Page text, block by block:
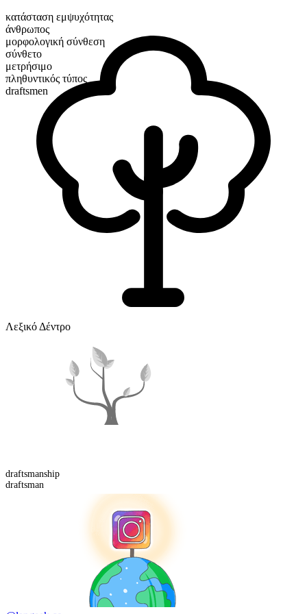
κατάσταση εμψυχότητας
άνθρωπος
μορφολογική σύνθεση
σύνθετο
μετρήσιμο
πληθυντικός τύπος
draftsmen
Λεξικό Δέντρο
draftsmanship
draftsman